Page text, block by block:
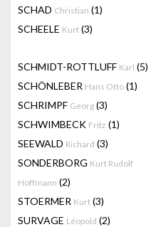
SCHAD Christian (1)
SCHEELE Kurt (3)
SCHMIDT-ROTTLUFF Karl (5)
SCHÖNLEBER Hans Otto (1)
SCHRIMPF Georg (3)
SCHWIMBECK Fritz (1)
SEEWALD Richard (3)
SONDERBORG Kurt Rudolf
Hoffmann (2)
STOERMER Kurt (3)
SURVAGE Léopold (2)